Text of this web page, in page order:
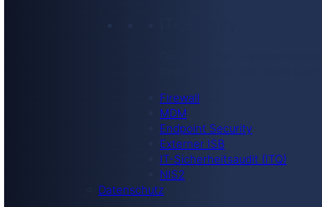
Ganzheitliche IT-
Firewall
MDM
Endpoint Security
Externer ISB
IT-Sicherheitsaudit (ITQ)
NIS2
Datenschutz